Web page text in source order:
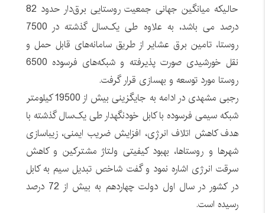
حالیکه میانگین جهانی جمعیت روستایی برق‌دار حدود 82
درصد می باشد، به علاوه طی یک‌سال گذشته در 7500
روستا، تامین برق عشایر از طریق سامانه‌های قابل حمل و
نقل خورشیدی صورت پذیرفته و شبکه‌های فرسوده 6500
روستا مورد توسعه و بهسازی قرار گرفت.
رجبی مشهدی در ادامه به جایگزینی بیش از 19500 کیلومتر
شبکه سیمی فرسوده با کابل خودنگهدار طی یک‌سال گذشته با
هدف کاهش اتلاف انرژِی، افزایش ضریب ایمنی، زیباسازی
شهرها و روستاها، بهبود کیفیتی ولتاژ مشترکین و کاهش
سرقت انرژی اشاره نمود و گفت شاخص تبدیل سیم به کابل
در کشور در سال اول دولت چهاردهم به بیش از 72 درصد
رسیده است.